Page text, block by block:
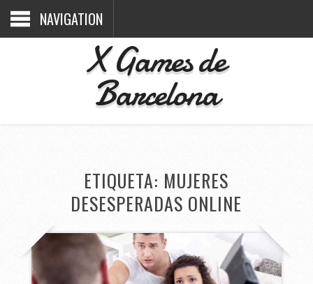
NAVIGATION
X Games de
Barcelona
ETIQUETA: MUJERES
DESESPERADAS ONLINE